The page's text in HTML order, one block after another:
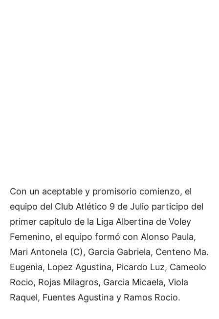
Con un aceptable y promisorio comienzo, el
equipo del Club Atlético 9 de Julio participo del
primer capítulo de la Liga Albertina de Voley
Femenino, el equipo formó con Alonso Paula,
Mari Antonela (C), Garcia Gabriela, Centeno Ma.
Eugenia, Lopez Agustina, Picardo Luz, Cameolo
Rocio, Rojas Milagros, Garcia Micaela, Viola
Raquel, Fuentes Agustina y Ramos Rocio.